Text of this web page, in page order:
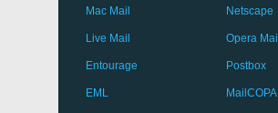
Mac Mail
Live Mail
Entourage
EML
Netscape
Opera Mail
Postbox
MailCOPA